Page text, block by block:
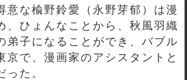
意な楡野鈴愛（永野芽郁）は漫
、ひょんなことから、秋風羽織
弟子になることができ、バブル
京で、漫画家のアシスタントと
った。